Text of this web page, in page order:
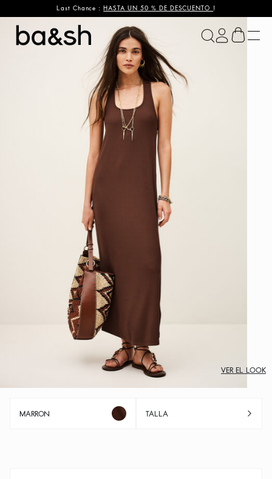
Last Chance : HASTA UN 50 % DE DESCUENTO !
ba&sh
VER EL LOOK
MARRON TALLA